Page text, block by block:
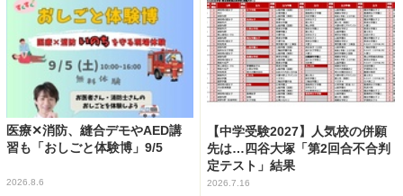
医療✕消防、縫合デモやAED講
習も「おしごと体験博」9/5
2026.8.6
【中学受験2027】人気校の併願
先は…四谷大塚「第2回合不合判
定テスト」結果
2026.7.16